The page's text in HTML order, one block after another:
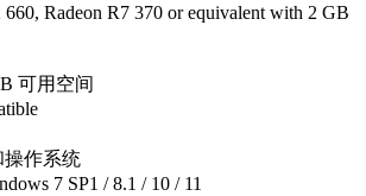
Radeon R7 370 or equivalent with 2 GB
可用空间
操作系统
7 SP1 / 8.1 / 10 / 11